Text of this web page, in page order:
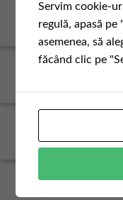
Servim cookie-
regulă, apasă
asemenea, să
făcând clic pe